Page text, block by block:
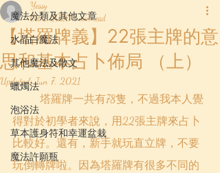
魔法分類及其他文章
水晶白魔法
其他魔法及散文
蠟燭法
泡浴法
草本護身符和幸運盆栽
魔法許願瓶
【塔羅牌義】22張主牌的意
思和基本占卜佈局 （上）
Yessy
Oct 2, 2020 4 min read
Updated:Jun 7, 2021
得對於初學者來說，用22張主牌來占卜
比較好。還有，新手就玩直立牌，不要
玩倒轉牌啦。因為塔羅牌有很多不同的